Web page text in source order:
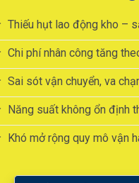
Thiếu hụt lao động kho –
Chi phí nhân công tăng
Sai sót vận chuyển, va
Năng suất không ổn định
Khó mở rộng quy mô vận